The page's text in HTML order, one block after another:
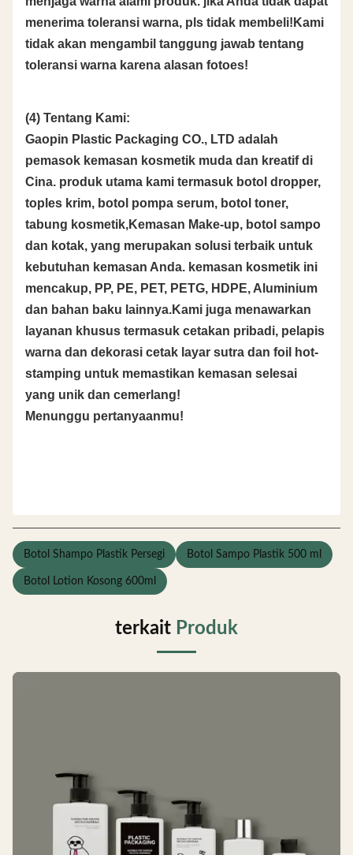
menerima toleransi warna, pls tidak membeli!Kami
tidak akan mengambil tanggung jawab tentang
toleransi warna karena alasan fotoes!
(4) Tentang Kami:
Gaopin Plastic Packaging CO., LTD adalah
pemasok kemasan kosmetik muda dan kreatif di
Cina. produk utama kami termasuk botol dropper,
toples krim, botol pompa serum, botol toner,
tabung kosmetik,Kemasan Make-up, botol sampo
dan kotak, yang merupakan solusi terbaik untuk
kebutuhan kemasan Anda. kemasan kosmetik ini
mencakup, PP, PE, PET, PETG, HDPE, Aluminium
dan bahan baku lainnya.Kami juga menawarkan
layanan khusus termasuk cetakan pribadi, pelapis
warna dan dekorasi cetak layar sutra dan foil hot-
stamping untuk memastikan kemasan selesai
yang unik dan cemerlang!
Menunggu pertanyaanmu!
Botol Shampo Plastik Persegi Botol Sampo Plastik 500 ml
Botol Lotion Kosong 600ml
terkait Produk